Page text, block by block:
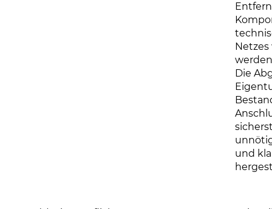
Die
und